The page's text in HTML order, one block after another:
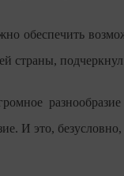
обеспечить
страны,
И это,